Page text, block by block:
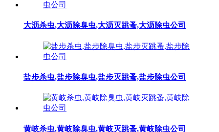
大沥杀虫,大沥除臭虫,大沥灭跳蚤,大沥除虫公司
盐步杀虫,盐步除臭虫,盐步灭跳蚤,盐步除虫公司
黄岐杀虫,黄岐除臭虫,黄岐灭跳蚤,黄岐除虫公司